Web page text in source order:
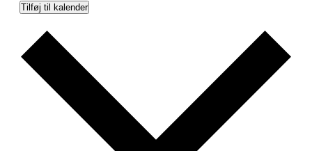
Tilføj til kalender